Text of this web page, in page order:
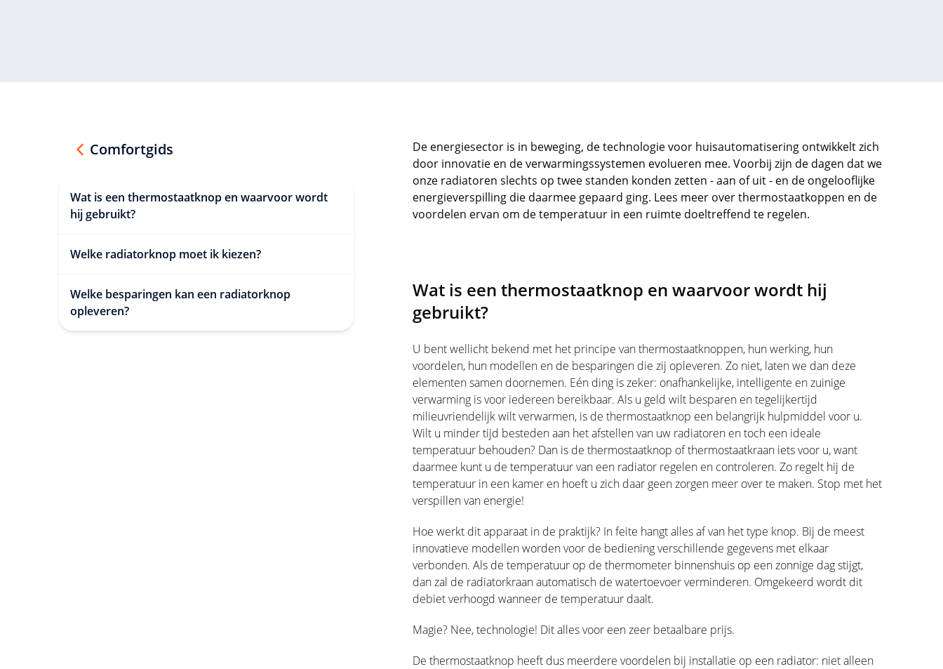
Comfortgids
Wat is een thermostaatknop en waarvoor wordt
hij gebruikt?
Welke radiatorknop moet ik kiezen?
Welke besparingen kan een radiatorknop
opleveren?
De energiesector is in beweging, de technologie voor huisautomatisering ontwikkelt zich
door innovatie en de verwarmingssystemen evolueren mee. Voorbij zijn de dagen dat we
onze radiatoren slechts op twee standen konden zetten - aan of uit - en de ongelooflijke
energieverspilling die daarmee gepaard ging. Lees meer over thermostaatkoppen en de
voordelen ervan om de temperatuur in een ruimte doeltreffend te regelen.
Wat is een thermostaatknop en waarvoor wordt hij
gebruikt?
U bent wellicht bekend met het principe van thermostaatknoppen, hun werking, hun
voordelen, hun modellen en de besparingen die zij opleveren. Zo niet, laten we dan deze
elementen samen doornemen. Eén ding is zeker: onafhankelijke, intelligente en zuinige
verwarming is voor iedereen bereikbaar. Als u geld wilt besparen en tegelijkertijd
milieuvriendelijk wilt verwarmen, is de thermostaatknop een belangrijk hulpmiddel voor u.
Wilt u minder tijd besteden aan het afstellen van uw radiatoren en toch een ideale
temperatuur behouden? Dan is de thermostaatknop of thermostaatkraan iets voor u, want
daarmee kunt u de temperatuur van een radiator regelen en controleren. Zo regelt hij de
temperatuur in een kamer en hoeft u zich daar geen zorgen meer over te maken. Stop met het
verspillen van energie!
Hoe werkt dit apparaat in de praktijk? In feite hangt alles af van het type knop. Bij de meest
innovatieve modellen worden voor de bediening verschillende gegevens met elkaar
verbonden. Als de temperatuur op de thermometer binnenshuis op een zonnige dag stijgt,
dan zal de radiatorkraan automatisch de watertoevoer verminderen. Omgekeerd wordt dit
debiet verhoogd wanneer de temperatuur daalt.
Magie? Nee, technologie! Dit alles voor een zeer betaalbare prijs.
De thermostaatknop heeft dus meerdere voordelen bij installatie op een radiator: niet alleen